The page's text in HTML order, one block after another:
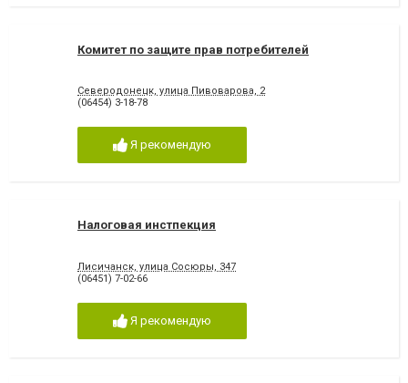
Комитет по защите прав потребителей
Северодонецк, улица Пивоварова, 2
(06454) 3-18-78
Я рекомендую
Налоговая инстпекция
Лисичанск, улица Сосюры, 347
(06451) 7-02-66
Я рекомендую